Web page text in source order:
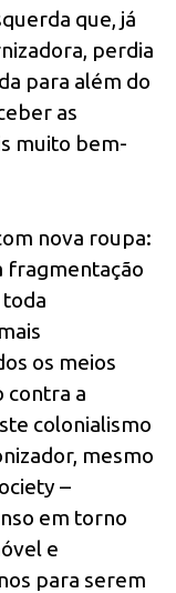
que, já
perdia
para além do
as
muito bem-
nova roupa:
fragmentação
os meios
contra a
colonialismo
mesmo
–
em torno
e
para serem